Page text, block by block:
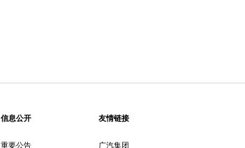
信息公开
重要公告
友情链接
广汽集团